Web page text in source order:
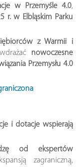
w Przemyśle 4.0,
r. w Elbląskim Parku
z Warmii i
nowoczesne
Przemysłu 4.0
i dotacje wspierają
od ekspertów
zagraniczną,